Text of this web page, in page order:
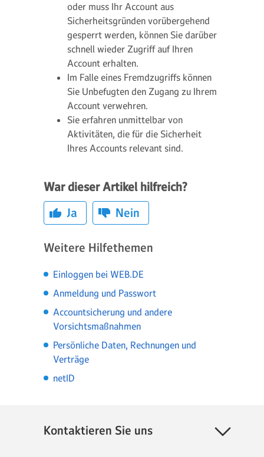
oder muss Ihr Account aus
Sicherheitsgründen vorübergehend
gesperrt werden, können Sie darüber
schnell wieder Zugriff auf Ihren
Account erhalten.
Im Falle eines Fremdzugriffs können
Sie Unbefugten den Zugang zu Ihrem
Account verwehren.
Sie erfahren unmittelbar von
Aktivitäten, die für die Sicherheit
Ihres Accounts relevant sind.
War dieser Artikel hilfreich?
Ja
Nein
Weitere Hilfethemen
Einloggen bei WEB.DE
Anmeldung und Passwort
Accountsicherung und andere
Vorsichtsmaßnahmen
Persönliche Daten, Rechnungen und
Verträge
netID
Kontaktieren Sie uns